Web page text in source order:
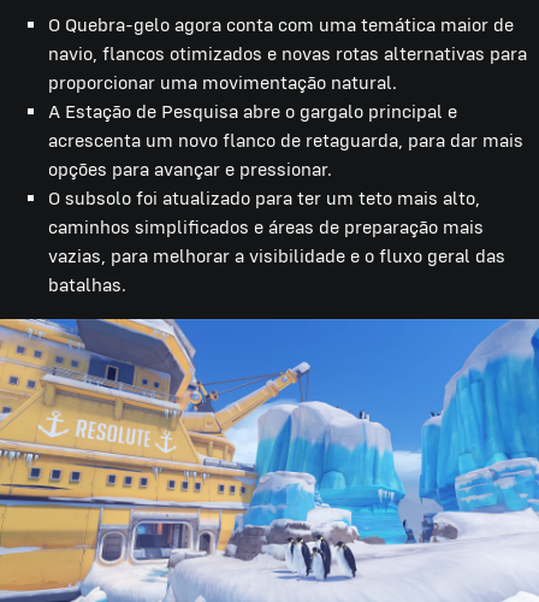
O Quebra-gelo agora conta com uma temática maior de
navio, flancos otimizados e novas rotas alternativas para
proporcionar uma movimentação natural.
A Estação de Pesquisa abre o gargalo principal e
acrescenta um novo flanco de retaguarda, para dar mais
opções para avançar e pressionar.
O subsolo foi atualizado para ter um teto mais alto,
caminhos simplificados e áreas de preparação mais
vazias, para melhorar a visibilidade e o fluxo geral das
batalhas.